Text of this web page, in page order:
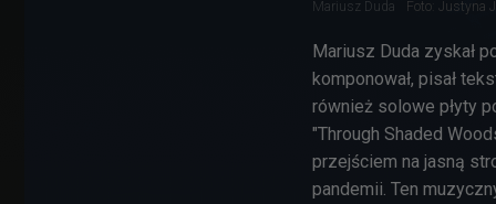
Mariusz Duda Foto: Justyna
Mariusz Duda zyskał
komponował, pisał
również solowe płyty
"Through Shaded
przejściem na jasną
pandemii. Ten